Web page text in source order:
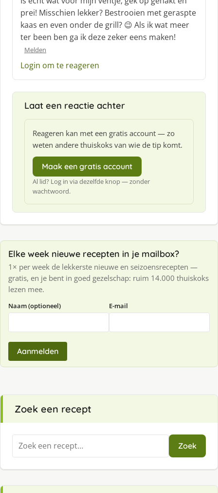
h
r
e
e
prei! Misschien lekker? Bestrooien met geraspte
kaas en even onder de grill? 😉 Als ik wat meer
ter been ben ga ik deze zeker eens maken!
Melden
Login om te reageren
Laat een reactie achter
Reageren kan met een gratis account — zo
weten andere thuiskoks van wie de tip komt.
Maak een gratis account
Al lid? Log in via dezelfde knop — zonder
wachtwoord.
Elke week nieuwe recepten in je mailbox?
1× per week de lekkerste nieuwe en seizoensrecepten —
gratis, en je bent in goed gezelschap: ruim 14.000 thuiskoks
lezen mee.
Naam (optioneel) E-mail
Aanmelden
Zoek een recept
Zoeken
naar:
Zoek